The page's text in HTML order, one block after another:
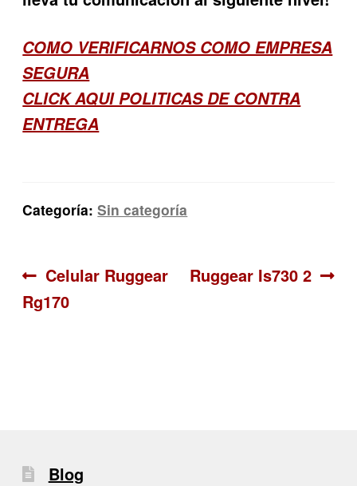
COMO VERIFICARNOS COMO EMPRESA
SEGURA
CLICK AQUI POLITICAS DE CONTRA
ENTREGA
Categoría:Sin categoría
Navegación
de
Anterior:
Celular Ruggear
Rg170
Siguiente:
Ruggear Is730 2
Blog